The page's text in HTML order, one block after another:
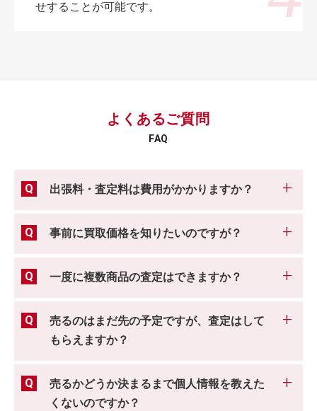
せすることが可能です。
よくあるご質問
FAQ
出張料・査定料は費用がかかりますか？
事前に買取価格を知りたいのですが？
一度に複数商品の査定はできますか？
売るのはまだ先の予定ですが、査定はして
もらえますか？
売るかどうか決まるまで個人情報を教えた
くないのですか？